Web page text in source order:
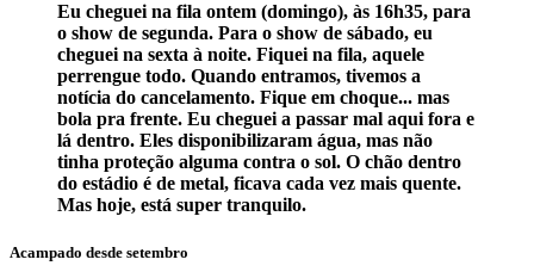
Eu cheguei na fila ontem (domingo), às 16h35, para
o show de segunda. Para o show de sábado, eu
cheguei na sexta à noite. Fiquei na fila, aquele
perrengue todo. Quando entramos, tivemos a
notícia do cancelamento. Fique em choque... mas
bola pra frente. Eu cheguei a passar mal aqui fora e
lá dentro. Eles disponibilizaram água, mas não
tinha proteção alguma contra o sol. O chão dentro
do estádio é de metal, ficava cada vez mais quente.
Mas hoje, está super tranquilo.
Acampado desde setembro